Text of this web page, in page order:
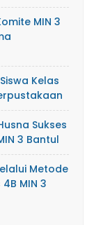
MIN 3
Kelas
Sukses
3 Bantul
Metode
MIN 3